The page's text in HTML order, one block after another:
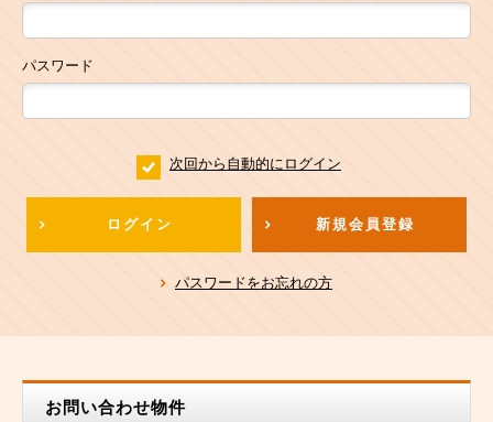
パスワード
次回から自動的にログイン
ログイン 新規会員登録
パスワードをお忘れの方
お問い合わせ物件